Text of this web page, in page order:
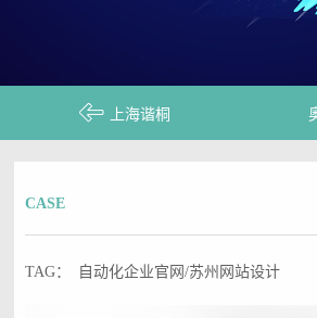
上海谐桐
CASE
TAG： 自动化企业官网/苏州网站设计